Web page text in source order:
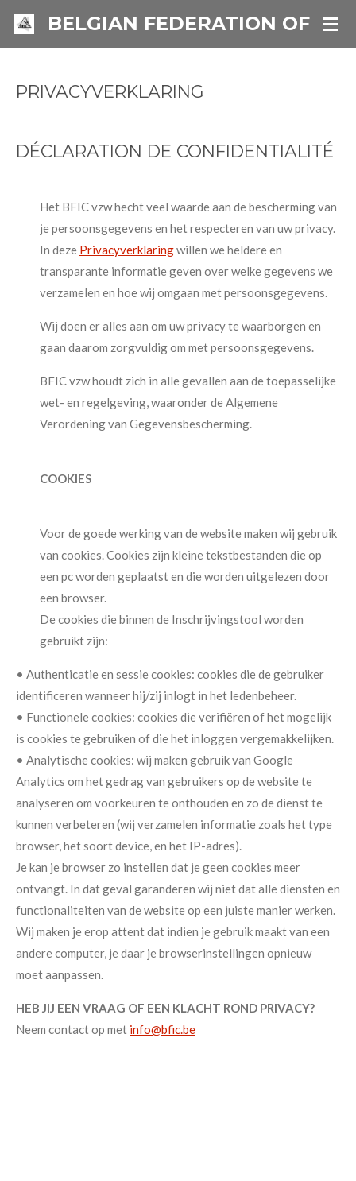
Passer
principal
BELGIAN FEDERATION OF
PRIVACYVERKLARING
DÉCLARATION DE CONFIDENTIALITÉ
Het BFIC vzw hecht veel waarde aan de bescherming van
je persoonsgegevens en het respecteren van uw privacy.
In deze Privacyverklaringwillen we heldere en
transparante informatie geven over welke gegevens we
verzamelen en hoe wij omgaan met persoonsgegevens.
Wij doen er alles aan om uw privacy te waarborgen en
gaan daarom zorgvuldig om met persoonsgegevens.
BFIC vzw houdt zich in alle gevallen aan de toepasselijke
wet- en regelgeving, waaronder de Algemene
Verordening van Gegevensbescherming.
COOKIES
Voor de goede werking van de website maken wij gebruik
van cookies. Cookies zijn kleine tekstbestanden die op
een pc worden geplaatst en die worden uitgelezen door
een browser.
De cookies die binnen de Inschrijvingstool worden
gebruikt zijn:
• Authenticatie en sessie cookies: cookies die de gebruiker
identificeren wanneer hij/zij inlogt in het ledenbeheer.
• Functionele cookies: cookies die verifiëren of het mogelijk
is cookies te gebruiken of die het inloggen vergemakkelijken.
• Analytische cookies: wij maken gebruik van Google
Analytics om het gedrag van gebruikers op de website te
analyseren om voorkeuren te onthouden en zo de dienst te
kunnen verbeteren (wij verzamelen informatie zoals het type
browser, het soort device, en het IP-adres).
Je kan je browser zo instellen dat je geen cookies meer
ontvangt. In dat geval garanderen wij niet dat alle diensten en
functionaliteiten van de website op een juiste manier werken.
Wij maken je erop attent dat indien je gebruik maakt van een
andere computer, je daar je browserinstellingen opnieuw
moet aanpassen.
HEB JIJ EEN VRAAG OF EEN KLACHT ROND PRIVACY?
Neem contact op met info@bfic.be